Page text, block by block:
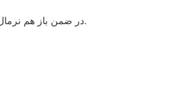
در ضمن باز هم نرمال بودن مقادیر فوق باید با کیت آزمایشگاه مربوطه و اعدادی که در برگه ازمایش نوشته شده سنجیده شود.